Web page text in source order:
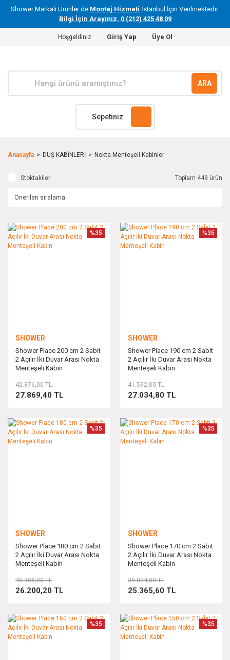
Shower Markalı Ürünler de Montaj Hizmeti İstanbul İçin Verilmektedir.
Bilgi İçin Arayınız. 0 (212) 425 48 09
Hoşgeldiniz Giriş Yap Üye Ol
ARA
Sepetiniz
Anasayfa DUŞ KABİNLERİ Nokta Menteşeli Kabinler
Stoktakiler Toplam 449 ürün
SHOWER
Shower Place 200 cm 2 Sabit
2 Açılır İki Duvar Arası Nokta
Menteşeli Kabin
%35
27.869,40 TL
42.876,00 TL
SHOWER
Shower Place 190 cm 2 Sabit
2 Açılır İki Duvar Arası Nokta
Menteşeli Kabin
%35
27.034,80 TL
41.592,00 TL
SHOWER
Shower Place 180 cm 2 Sabit
2 Açılır İki Duvar Arası Nokta
Menteşeli Kabin
%35
26.200,20 TL
40.308,00 TL
SHOWER
Shower Place 170 cm 2 Sabit
2 Açılır İki Duvar Arası Nokta
Menteşeli Kabin
%35
25.365,60 TL
39.024,00 TL
%35 %35